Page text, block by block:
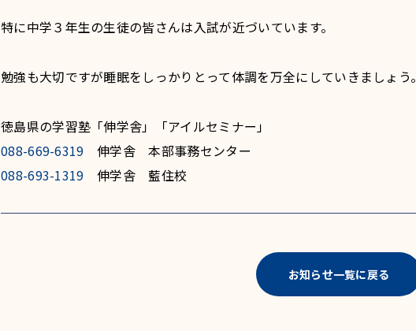
特に中学３年生の生徒の皆さんは入試が近づいています。
勉強も大切ですが睡眠をしっかりとって体調を万全にしていきましょう。
徳島県の学習塾「伸学舎」「アイルセミナー」
088-669-6319 伸学舎 本部事務センター
088-693-1319 伸学舎 藍住校
お知らせ一覧に戻る